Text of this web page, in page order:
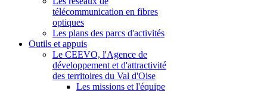
télécommunication en fibres
optiques
Les plans des parcs d'activités
Outils et appuis
Le CEEVO, l'Agence de
développement et d'attractivité
des territoires du Val d'Oise
Les missions et l'équipe